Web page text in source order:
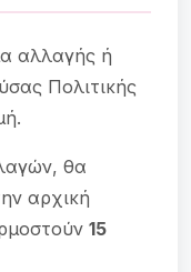
αλλαγής ή
Πολιτικής
θα
αρχική
15